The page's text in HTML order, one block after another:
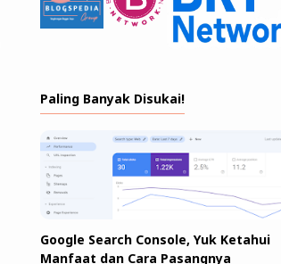
Paling Banyak Disukai!
Google Search Console, Yuk Ketahui
Manfaat dan Cara Pasangnya